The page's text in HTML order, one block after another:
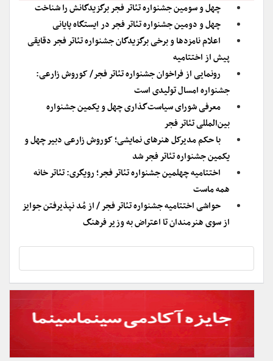
چهل و سومین جشنواره تئاتر فجر برگزیدگانش را شناخت
چهل و دومین جشنواره تئاتر فجر در ایستگاه پایانی
اعلام نامزدها و برخی برگزیدگان جشنواره تئاتر فجر دقایقی
پیش از اختتامیه
رونمایی از فراخوان جشنواره تئاتر فجر/ کوروش زارعی:
جشنواره امسال تولیدی است
معرفی شورای سیاست‌گذاری چهل و یکمین جشنواره
بین‌المللی تئاتر فجر
با حکم مدیرکل هنرهای نمایشی؛ کوروش زارعی دبیر چهل و
یکمین جشنواره تئاتر فجر شد
اختتامیه چهلمین جشنواره تئاتر فجر؛ رویگری: تئاتر خانه
همه ماست
حواشی اختتامیه جشنواره تئاتر فجر / از مُد نپذیرفتن جوایز
از سوی هنرمندان تا اعتراض به وزیر فرهنگ